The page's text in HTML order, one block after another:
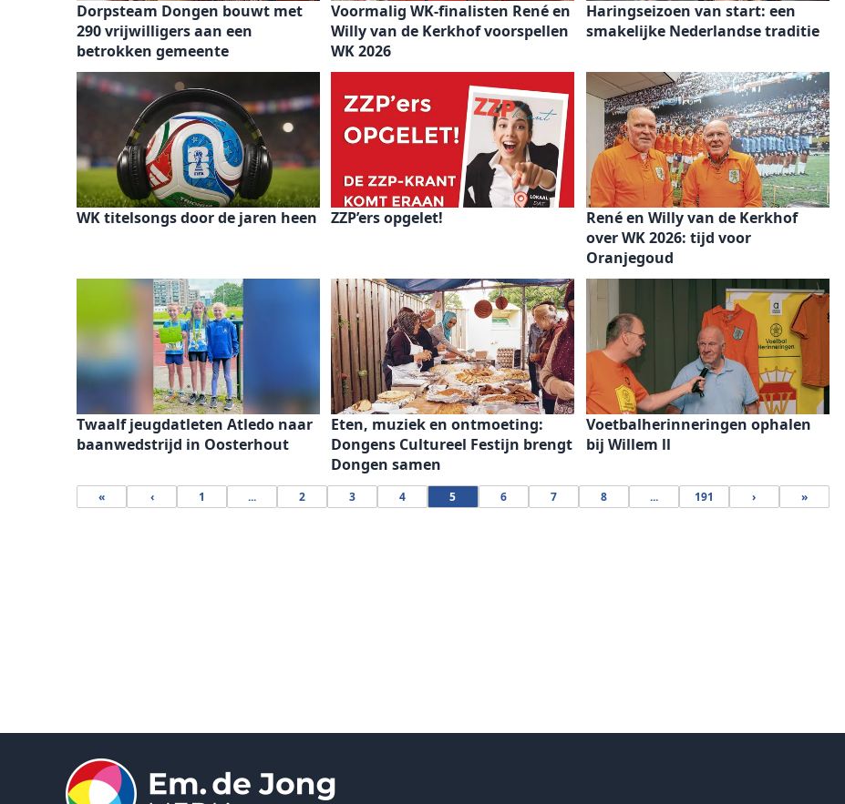
Dorpsteam Dongen bouwt met
290 vrijwilligers aan een
betrokken gemeente
Voormalig WK-finalisten René en
Willy van de Kerkhof voorspellen
WK 2026
Haringseizoen van start: een
smakelijke Nederlandse traditie
WK titelsongs door de jaren heen ZZP’ers opgelet!
René en Willy van de Kerkhof
over WK 2026: tijd voor
Oranjegoud
Twaalf jeugdatleten Atledo naar
baanwedstrijd in Oosterhout
Eten, muziek en ontmoeting:
Dongens Cultureel Festijn brengt
Dongen samen
Voetbalherinneringen ophalen
bij Willem ll
« ‹ 1 ... 2 3 4 5 6 7 8 ... 191 › »